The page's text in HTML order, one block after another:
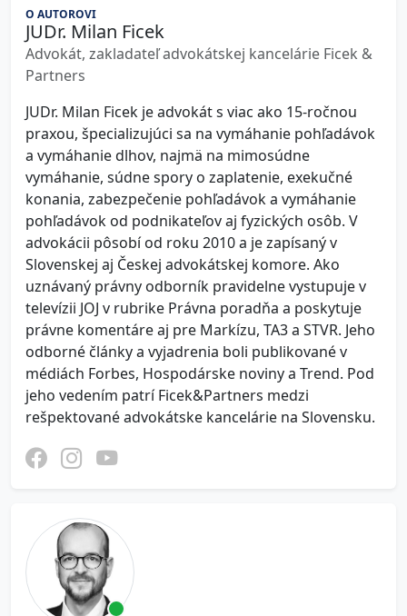
O AUTOROVI
JUDr. Milan Ficek
Advokát, zakladateľ advokátskej kancelárie Ficek &
Partners
JUDr. Milan Ficek je advokát s viac ako 15-ročnou
praxou, špecializujúci sa na vymáhanie pohľadávok
a vymáhanie dlhov, najmä na mimosúdne
vymáhanie, súdne spory o zaplatenie, exekučné
konania, zabezpečenie pohľadávok a vymáhanie
pohľadávok od podnikateľov aj fyzických osôb. V
advokácii pôsobí od roku 2010 a je zapísaný v
Slovenskej aj Českej advokátskej komore. Ako
uznávaný právny odborník pravidelne vystupuje v
televízii JOJ v rubrike Právna poradňa a poskytuje
právne komentáre aj pre Markízu, TA3 a STVR. Jeho
odborné články a vyjadrenia boli publikované v
médiách Forbes, Hospodárske noviny a Trend. Pod
jeho vedením patrí Ficek&Partners medzi
rešpektované advokátske kancelárie na Slovensku.